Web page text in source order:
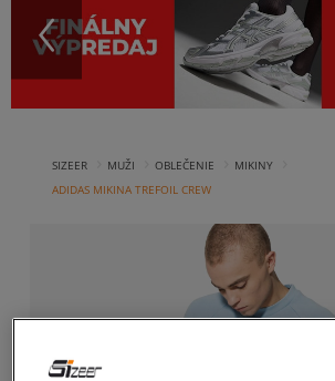
SIZEER MUŽI OBLEČENIE MIKINY
ADIDAS MIKINA TREFOIL CREW